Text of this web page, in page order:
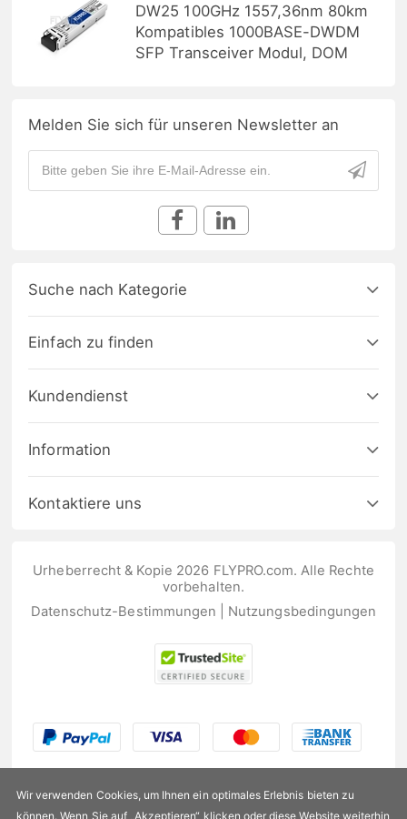
DW25 100GHz 1557,36nm 80km
Kompatibles 1000BASE-DWDM
SFP Transceiver Modul, DOM
Melden Sie sich für unseren Newsletter an
Suche nach Kategorie
Einfach zu finden
Kundendienst
Information
Kontaktiere uns
Urheberrecht & Kopie 2026 FLYPRO.com. Alle Rechte
vorbehalten.
Datenschutz-Bestimmungen
Nutzungsbedingungen
Wir verwenden Cookies, um Ihnen ein optimales Erlebnis bieten zu
können. Wenn Sie auf „Akzeptieren“ klicken oder diese Website weiterhin